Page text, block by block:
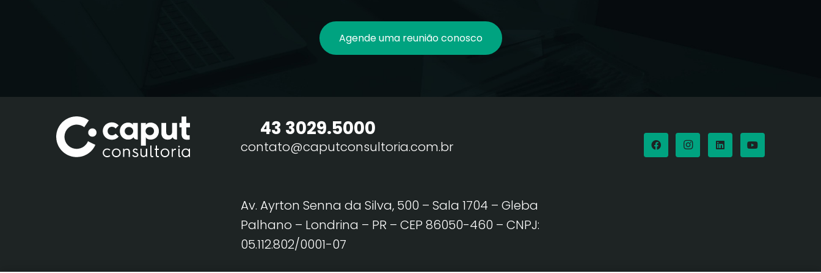
Agende uma reunião conosco
43 3029.5000
contato@caputconsultoria.com.br
Av. Ayrton Senna da Silva, 500 – Sala 1704 – Gleba
Palhano – Londrina – PR – CEP 86050-460 – CNPJ:
05.112.802/0001-07